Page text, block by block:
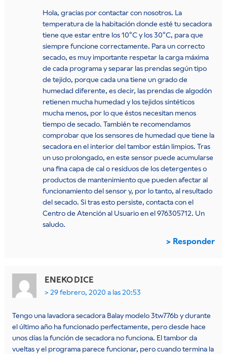
Hola, gracias por contactar con nosotros. La
temperatura de la habitación donde esté tu secadora
tiene que estar entre los 10ºC y los 30ºC, para que
siempre funcione correctamente. Para un correcto
secado, es muy importante respetar la carga máxima
de cada programa y separar las prendas según tipo
de tejido, porque cada una tiene un grado de
humedad diferente, es decir, las prendas de algodón
retienen mucha humedad y los tejidos sintéticos
mucha menos, por lo que éstos necesitan menos
tiempo de secado. También te recomendamos
comprobar que los sensores de humedad que tiene la
secadora en el interior del tambor están limpios. Tras
un uso prolongado, en este sensor puede acumularse
una fina capa de cal o residuos de los detergentes o
productos de mantenimiento que pueden afectar al
funcionamiento del sensor y, por lo tanto, al resultado
del secado. Si tras esto persiste, contacta con el
Centro de Atención al Usuario en el 976305712. Un
saludo.
Responder
ENEKO DICE
29 febrero, 2020 a las 20:53
Tengo una lavadora secadora Balay modelo 3tw776b y durante
el último año ha funcionado perfectamente, pero desde hace
unos días la función de secadora no funciona. El tambor da
vueltas y el programa parece funcionar, pero cuando termina la